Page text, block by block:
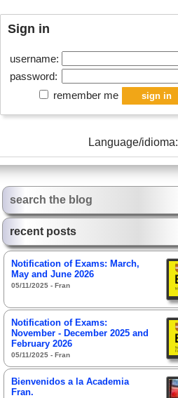
Sign in
username:
password:
remember me
Language/idioma:
search the blog
recent posts
Notification of Exams: March,
May and June 2026
05/11/2025 - Fran
Notification of Exams:
November - December 2025 and
February 2026
05/11/2025 - Fran
Bienvenidos a la Academia
Fran.